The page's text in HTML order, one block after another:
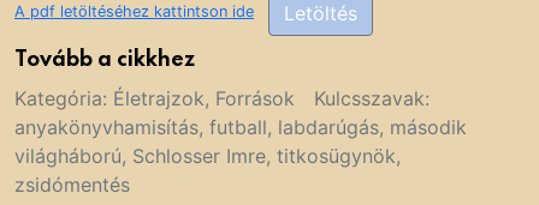
A pdf letöltéséhez kattintson ide Letöltés
Tovább a cikkhez
Kategória: Életrajzok, Források
Kulcsszavak:
anyakönyvhamisítás, futball, labdarúgás, második
világháború, Schlosser Imre, titkosügynök,
zsidómentés